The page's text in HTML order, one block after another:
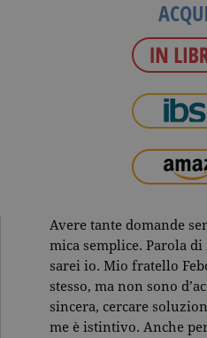
Avere tante domande
mica semplice. Parola
sarei io. Mio fratello
stesso, ma non sono
sincera, cercare
me è istintivo. Anche